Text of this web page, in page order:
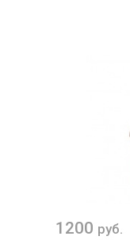
1200 руб.